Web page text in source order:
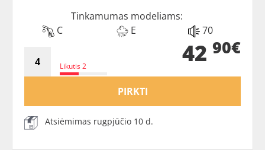
Tinkamumas modeliams:
C
E 70
Likutis 2 42 90€
PIRKTI
Atsiėmimas rugpjūčio 10 d.